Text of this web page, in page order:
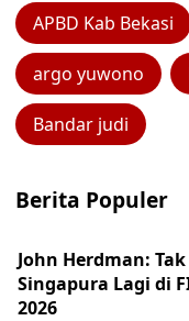
APBD Kab Bekasi
argo yuwono
Bandar judi
Berita Populer
John Herdman:
Singapura Lagi di
2026